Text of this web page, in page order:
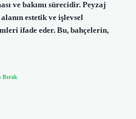
ve bakımı sürecidir. Peyzaj
estetik ve işlevsel
ifade eder. Bu, bahçelerin,
Bırak